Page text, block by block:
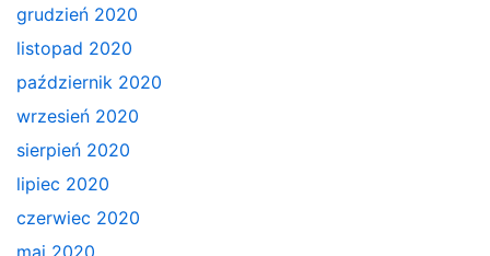
grudzień 2020
listopad 2020
październik 2020
wrzesień 2020
sierpień 2020
lipiec 2020
czerwiec 2020
maj 2020